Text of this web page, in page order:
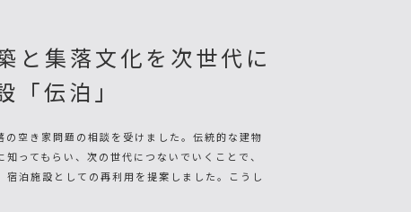
と集落文化を次世代に
「伝泊」
の空き家問題の相談を受けました。伝統的な建物
ってもらい、次の世代につないでいくことで、
宿泊施設としての再利用を提案しました。こうし